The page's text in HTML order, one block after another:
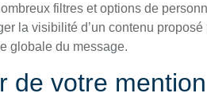
filtres et options de
la visibilité d’un contenu proposé
globale du message.
de votre mention